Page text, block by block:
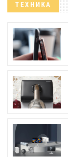
ТЕХНИКА